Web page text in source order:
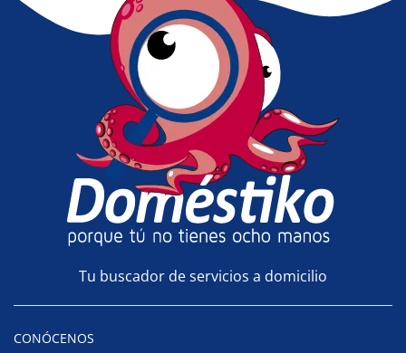
Tu buscador de servicios a domicilio
CONÓCENOS